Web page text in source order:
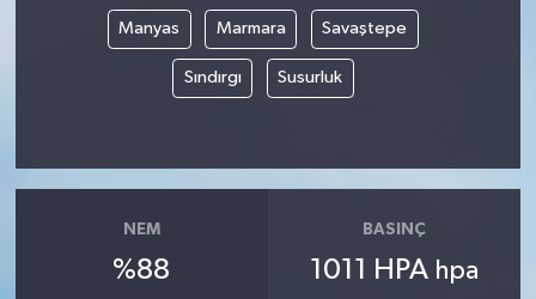
Manyas Marmara Savaştepe
Sındırgı Susurluk
NEM
%88
BASINÇ
1011 HPA hpa